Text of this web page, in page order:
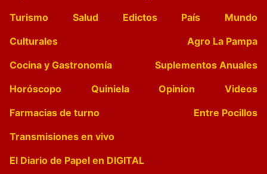
Turismo
Salud Edictos País
Mundo
Culturales
Agro La Pampa
Cocina y Gastronomía
Suplementos Anuales
Horóscopo
Quiniela Opinion
Videos
Farmacias de turno
Entre Pocillos
Transmisiones en vivo
El Diario de Papel en DIGITAL